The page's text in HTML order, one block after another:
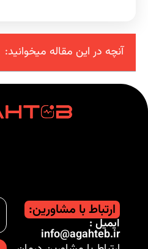
آنچه در این مقاله میخوانید:
ارتباط با مشاورین:
ایمیل :
info@agahteb.ir